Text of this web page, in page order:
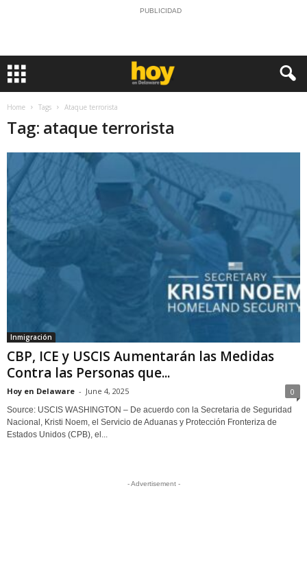
PUBLICIDAD
Home Tags Ataque terrorista
Tag: ataque terrorista
Inmigración
CBP, ICE y USCIS Aumentarán las Medidas
Contra las Personas que...
Hoy en Delaware - June 4, 2025 0
Source: USCIS WASHINGTON – De acuerdo con la Secretaria de Seguridad
Nacional, Kristi Noem, el Servicio de Aduanas y Protección Fronteriza de
Estados Unidos (CPB), el...
- Advertisement -